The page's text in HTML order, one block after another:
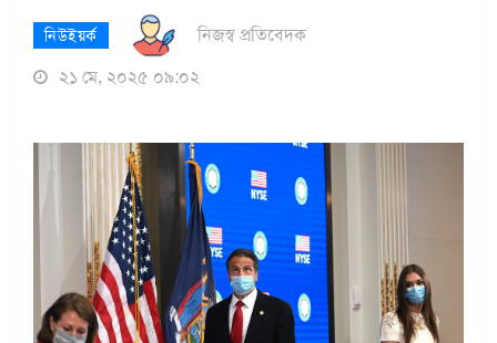
নিউইয়র্ক
নিজস্ব প্রতিবেদক
২১ মে, ২০২৫ ০৯:০২